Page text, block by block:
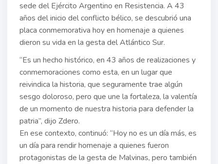
sede del Ejército Argentino en Resistencia. A 43
años del inicio del conflicto bélico, se descubrió una
placa conmemorativa hoy en homenaje a quienes
dieron su vida en la gesta del Atlántico Sur.
“Es un hecho histórico, en 43 años de realizaciones y
conmemoraciones como esta, en un lugar que
reivindica la historia, que seguramente trae algún
sesgo doloroso, pero que une la fortaleza, la valentía
de un momento de nuestra historia para defender la
patria”, dijo Zdero.
En ese contexto, continuó: “Hoy no es un día más, es
un día para rendir homenaje a quienes fueron
protagonistas de la gesta de Malvinas, pero también